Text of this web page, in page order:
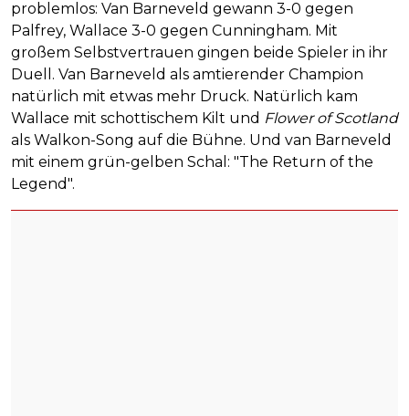
problemlos: Van Barneveld gewann 3-0 gegen
Palfrey, Wallace 3-0 gegen Cunningham. Mit
großem Selbstvertrauen gingen beide Spieler in ihr
Duell. Van Barneveld als amtierender Champion
natürlich mit etwas mehr Druck. Natürlich kam
Wallace mit schottischem Kilt und Flower of Scotland
als Walkon-Song auf die Bühne. Und van Barneveld
mit einem grün-gelben Schal: "The Return of the
Legend".